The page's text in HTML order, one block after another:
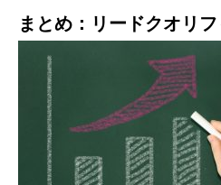
まとめ：リードクオリ